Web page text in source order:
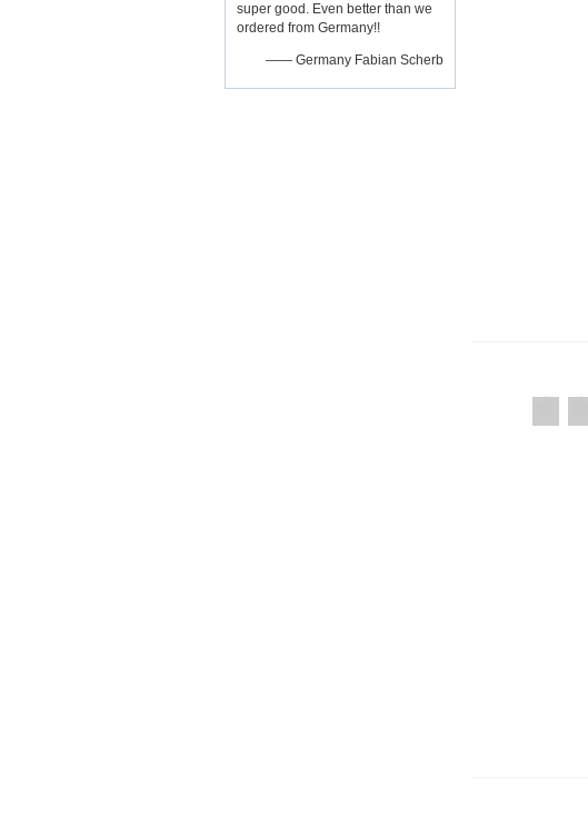
super good. Even better than we
ordered from Germany!!
—— Germany Fabian Scherb